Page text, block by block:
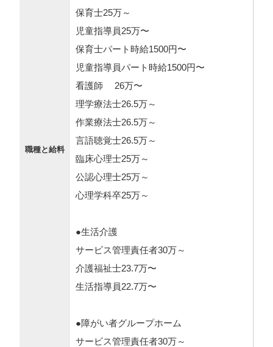
職種と給料
保育士25万～
児童指導員25万〜
保育士パート時給1500円〜
児童指導員パート時給1500円〜
看護師 26万〜
理学療法士26.5万～
作業療法士26.5万～
言語聴覚士26.5万～
臨床心理士25万～
公認心理士25万～
心理学科卒25万～
●生活介護
サービス管理責任者30万～
介護福祉士23.7万〜
生活指導員22.7万〜
●障がい者グループホーム
サービス管理責任者30万～